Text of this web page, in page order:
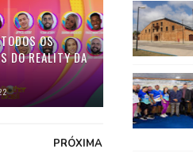
OS
DO REALITY DA
PRÓXIMA